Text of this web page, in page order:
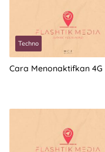
Techno
Cara Menonaktifkan 4G